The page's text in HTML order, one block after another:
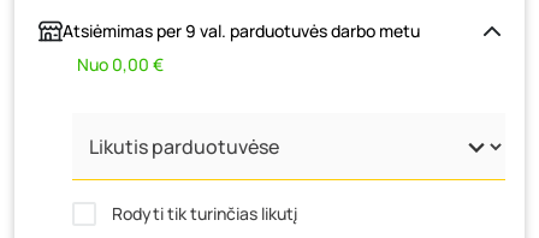
Atsiėmimas per 9 val. parduotuvės darbo metu
Nuo 0,00 €
Rodyti tik turinčias likutį